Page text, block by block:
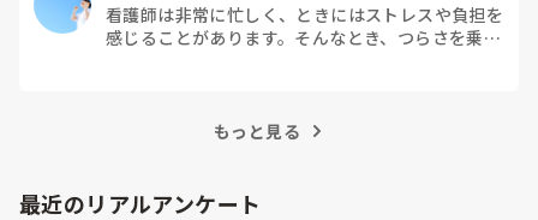
看護師は非常に忙しく、ときにはストレスや負担を
感じることがあります。そんなとき、つらさを乗り
もっと見る
最近のリアルアンケート